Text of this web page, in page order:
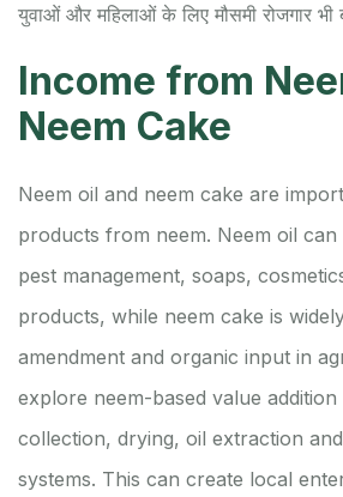
युवाओं और महिलाओं के लिए मौसमी रोजगार भी
Income from
Neem Cake
Neem oil and neem cake are
products from neem. Neem oil
pest management, soaps,
products, while neem cake is
amendment and organic input in
explore neem-based value
collection, drying, oil extraction
systems. This can create local